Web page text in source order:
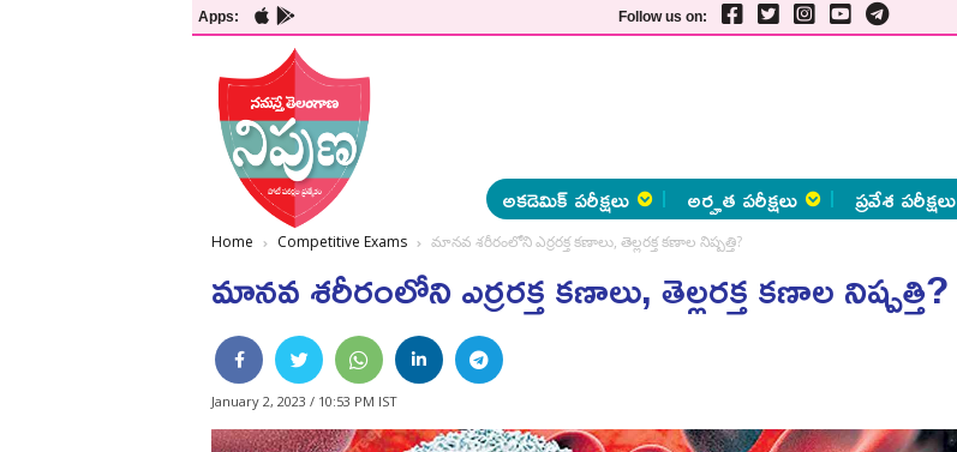
Apps: Follow us on:
అకడెమిక్ పరీక్షలు అర్హత పరీక్షలు ప్రవేశ పరీక్షలు
Home Competitive Exams మానవ శరీరంలోని ఎర్రరక్త కణాలు, తెల్లరక్త కణాల నిష్పత్తి?
మానవ శరీరంలోని ఎర్రరక్త కణాలు, తెల్లరక్త కణాల నిష్పత్తి?
January 2, 2023 / 10:53 PM IST